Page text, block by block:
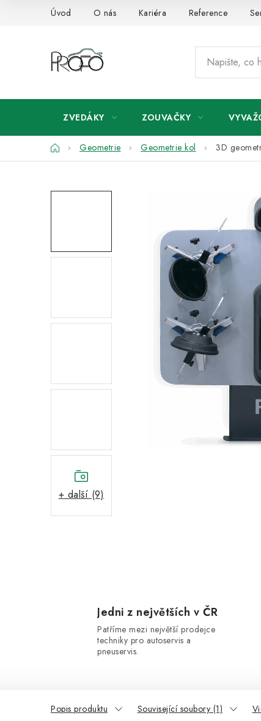
Úvod O nás Kariéra Reference
ZVEDÁKY ZOUVAČKY
DomůGeometrie Geometrie kol 3D
+ další (9)
Jedni z největších v ČR
Patříme mezi největší prodejce
techniky pro autoservis a
pneuservis.
Popis produktu Související soubory (1)